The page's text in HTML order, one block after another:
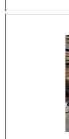
e
encontrar
fabricação
melhor
deve-se